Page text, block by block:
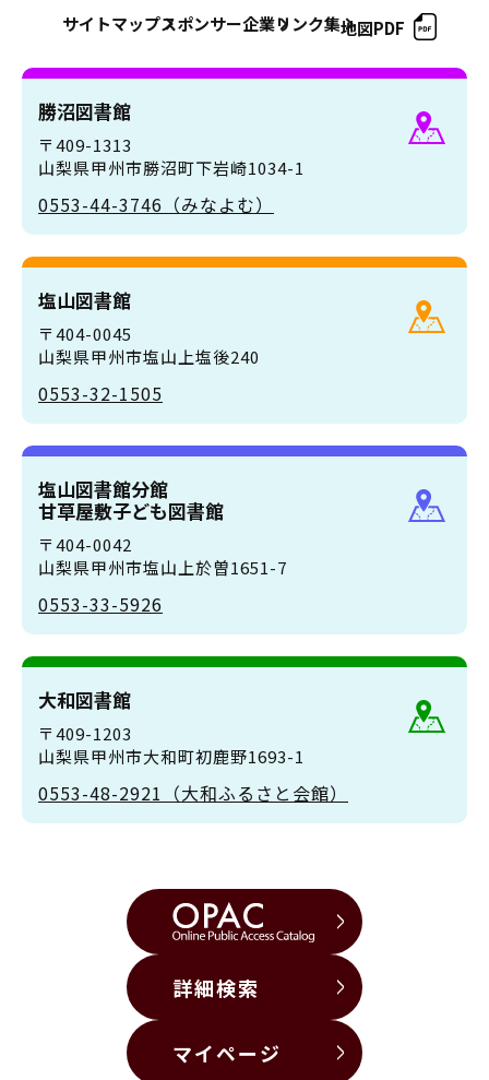
サイトマップスポンサー企業リンク集地図PDF
勝沼図書館
〒409-1313
山梨県甲州市勝沼町下岩崎1034-1
0553-44-3746（みなよむ）
塩山図書館
〒404-0045
山梨県甲州市塩山上塩後240
0553-32-1505
塩山図書館分館
甘草屋敷子ども図書館
〒404-0042
山梨県甲州市塩山上於曽1651-7
0553-33-5926
大和図書館
〒409-1203
山梨県甲州市大和町初鹿野1693-1
0553-48-2921（大和ふるさと会館）
詳細検索
マイページ